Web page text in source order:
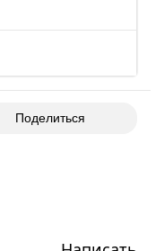
Поделиться